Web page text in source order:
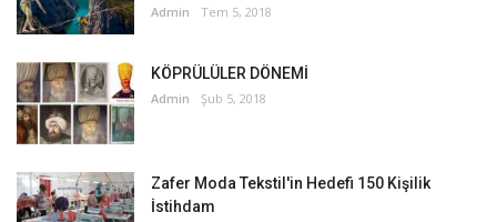
Admin Tem 5, 2018
KÖPRÜLÜLER DÖNEMİ
Admin Şub 5, 2018
Zafer Moda Tekstil'in Hedefi 150 Kişilik
İstihdam